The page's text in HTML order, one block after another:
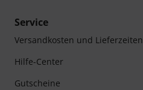
Service
Versandkosten und Lieferzeiten
Hilfe-Center
Gutscheine